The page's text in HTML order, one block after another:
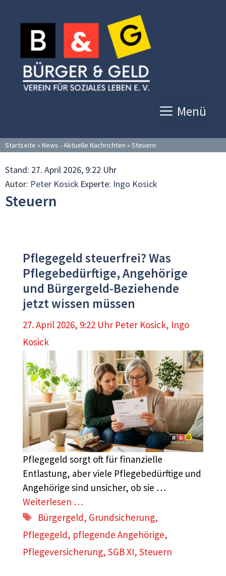
Inhalt
springen
Menü
Startseite » News - Aktuelle Nachrichten » Steuern
Stand: 27. April 2026, 9:22 Uhr
Autor: Peter Kosick Experte: Ingo Kosick
Steuern
Pflegegeld steuerfrei? Was
Pflegebedürftige, Angehörige
und Bürgergeld-Beziehende
jetzt wissen müssen
27. April 2026, 9:22 Uhr Peter Kosick, Ingo
Kosick
Pflegegeld sorgt oft für finanzielle
Entlastung, aber viele Pflegebedürftige und
Angehörige sind unsicher, ob sie …
Weiterlesen …
Schlagwörter
Bürgergeld, Grundsicherung,
Pflegegeld, pflegende Angehörige,
Pflegeversicherung, SGB XI, Steuern